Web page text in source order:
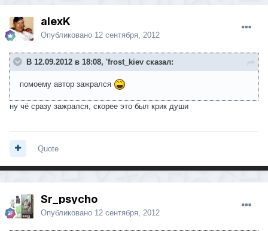
alexK
Опубликовано 12 сентября, 2012
В 12.09.2012 в 18:08, 'frost_kiev сказал:
помоему автор зажрался
ну чё сразу зажрался, скорее это был крик души
Quote
Sr_psycho
Опубликовано 12 сентября, 2012